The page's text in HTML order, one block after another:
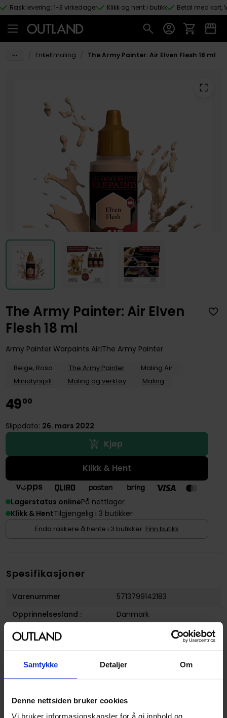
Samtykke Detaljer Om
Denne nettsiden bruker cookies
Vi bruker informasjonskapsler for å gi innhold og
Hopp til hovedinnhold
Rask levering: 1-3 virkedager Klikk og hent i butikk Betal med kort,
Enkeltmaling The Army Painter: Air Elven Flesh 18 ml
The Army Painter: Air Elven
Flesh 18 ml
Army Painter Warpaints Air The Army Painter
Beige, Rosa The Army Painter
Maling Air
Miniatyrspill
Maling og verktøy Maling
4900
Slippdato: 26. mars 2022
Kjøp
Klikk & Hent
Lagerstatus onlinePå nettlager
Klikk & HentTilgjengelig i 3 butikker
Enda raskere å hente i 3 butikker. Finn butikk
Spesifikasjoner
Varenummer
5713799142183
Opprinnelsesland :
Danmark
Format
Forfattere
The Army Painter
Lanseringsdato
(dd.mm.yyyy)
26.03.2022